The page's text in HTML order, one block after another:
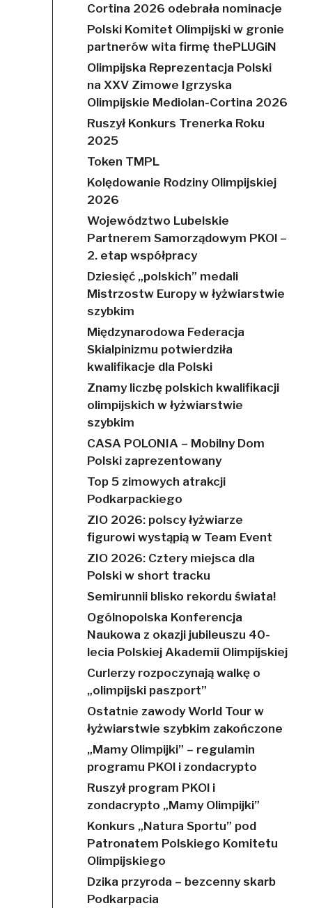
Cortina 2026 odebrała nominacje
Polski Komitet Olimpijski w gronie
partnerów wita firmę thePLUGiN
Olimpijska Reprezentacja Polski
na XXV Zimowe Igrzyska
Olimpijskie Mediolan-Cortina 2026
Ruszył Konkurs Trenerka Roku
2025
Token TMPL
Kolędowanie Rodziny Olimpijskiej
2026
Województwo Lubelskie
Partnerem Samorządowym PKOl –
2. etap współpracy
Dziesięć „polskich” medali
Mistrzostw Europy w łyżwiarstwie
szybkim
Międzynarodowa Federacja
Skialpinizmu potwierdziła
kwalifikacje dla Polski
Znamy liczbę polskich kwalifikacji
olimpijskich w łyżwiarstwie
szybkim
CASA POLONIA – Mobilny Dom
Polski zaprezentowany
Top 5 zimowych atrakcji
Podkarpackiego
ZIO 2026: polscy łyżwiarze
figurowi wystąpią w Team Event
ZIO 2026: Cztery miejsca dla
Polski w short tracku
Semirunnii blisko rekordu świata!
Ogólnopolska Konferencja
Naukowa z okazji jubileuszu 40-
lecia Polskiej Akademii Olimpijskiej
Curlerzy rozpoczynają walkę o
„olimpijski paszport”
Ostatnie zawody World Tour w
łyżwiarstwie szybkim zakończone
„Mamy Olimpijki” – regulamin
programu PKOl i zondacrypto
Ruszył program PKOl i
zondacrypto „Mamy Olimpijki”
Konkurs „Natura Sportu” pod
Patronatem Polskiego Komitetu
Olimpijskiego
Dzika przyroda – bezcenny skarb
Podkarpacia